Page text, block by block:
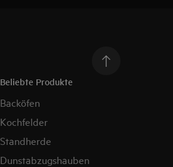
Beliebte Produkte
Backöfen
Kochfelder
Standherde
Dunstabzugshauben